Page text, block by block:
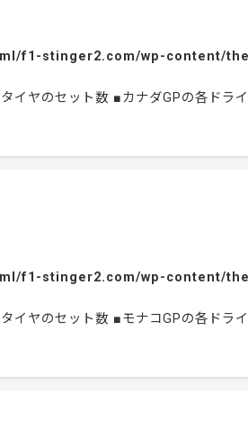
f1-stinger2.com/wp-content/
ヤのセット数 ■カナダGPの各ドラ
f1-stinger2.com/wp-content/
ヤのセット数 ■モナコGPの各ドラ